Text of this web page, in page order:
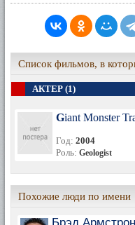
Список фильмов, в
АКТЕР (1)
Giant Monster
Год: 2004
Роль: Geologist
Похожие люди по имени